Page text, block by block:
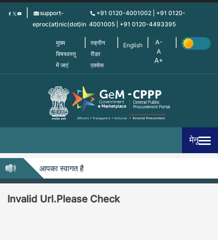
Skip
support-
eproc(at)nic(dot)in
+91 0120-4001002 | +91 0120-
4001005 | +91 0120-4493395
मुख्य
विषयवस्तु
में जाएं
स्क्रीन
रीडर
एक्सेस
English
मेनू
में आपका स्वागत है
Invalid Url.Please Check